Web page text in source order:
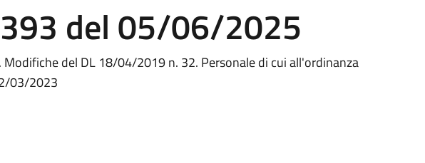
del 05/06/2025
del DL 18/04/2019 n. 32. Personale di cui all'ordinanza
03/2023